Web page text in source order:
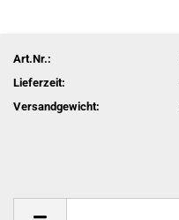
Art.Nr.:
Lieferzeit:
Versandgewicht: